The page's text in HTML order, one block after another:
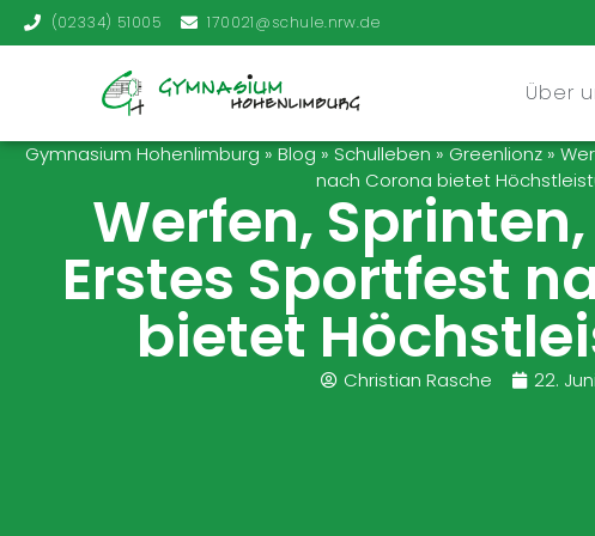
(02334) 51005 170021@schule.nrw.de
Über
Gymnasium Hohenlimburg »Blog »Schulleben »Greenlionz »
nach Corona bietet
Werfen,
Erstes Sportfest
bietet
Christian Rasche 22.